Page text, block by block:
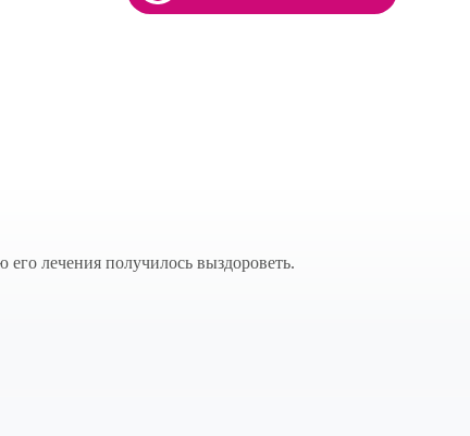
лечения получилось выздороветь.